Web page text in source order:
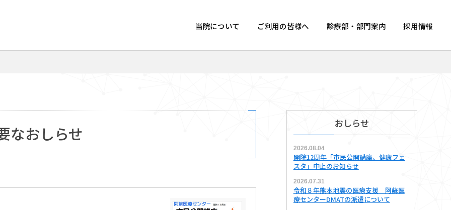
当院について ご利用の皆様へ 診療部・部門案内 採用情報
なおしらせ
おしらせ
2026.08.04
開院12周年「市民公開講座、健康フェ
スタ」中止のお知らせ
2026.07.31
令和８年熊本地震の医療支援 阿蘇医
療センターDMATの派遣について